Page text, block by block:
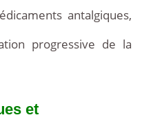
antalgiques,
progressive de la
et